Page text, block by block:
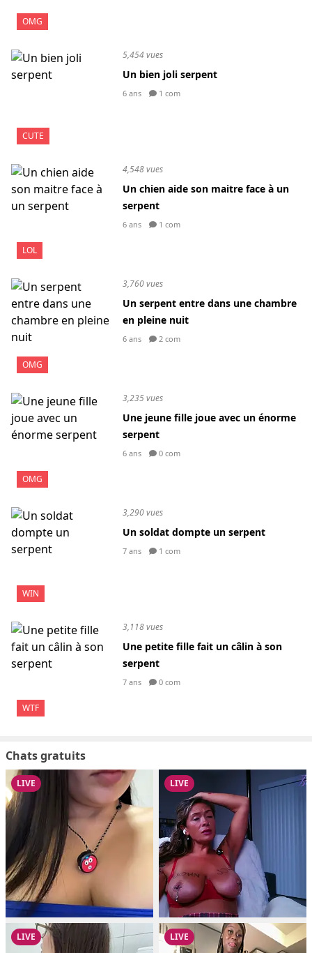
OMG
CUTE
5,454 vues
Un bien joli serpent
6 ans 1 com
LOL
4,548 vues
Un chien aide son maitre face à un
serpent
6 ans 1 com
OMG
3,760 vues
Un serpent entre dans une chambre
en pleine nuit
6 ans 2 com
OMG
3,235 vues
Une jeune fille joue avec un énorme
serpent
6 ans 0 com
WIN
3,290 vues
Un soldat dompte un serpent
7 ans 1 com
WTF
3,118 vues
Une petite fille fait un câlin à son
serpent
7 ans 0 com
Chats gratuits